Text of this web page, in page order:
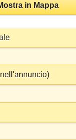
in Mappa